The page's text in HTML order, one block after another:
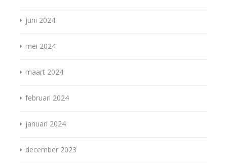
juni 2024
mei 2024
maart 2024
februari 2024
januari 2024
december 2023